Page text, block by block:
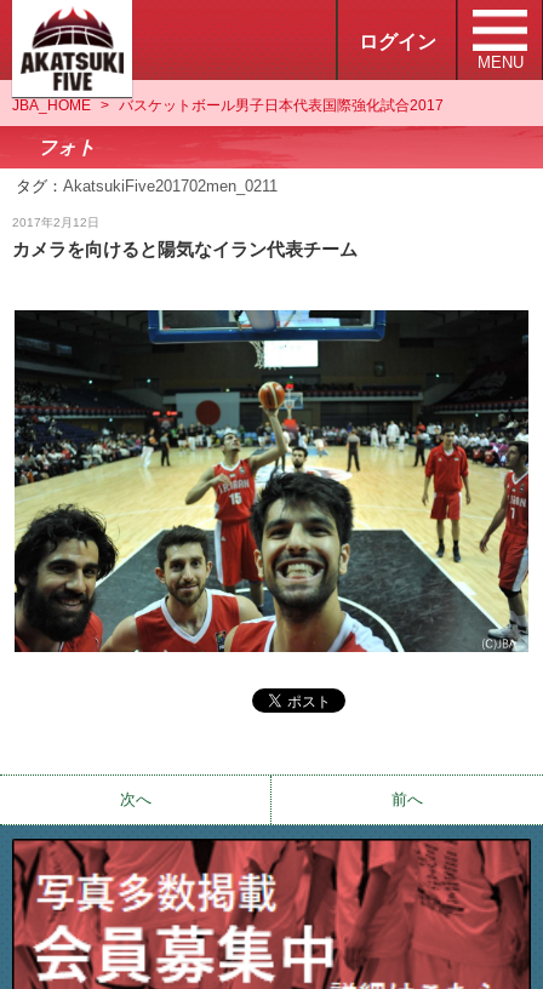
ログイン
MENU
JBA_HOME > バスケットボール男子日本代表国際強化試合2017
フォト
タグ： AkatsukiFive201702men_0211
2017年2月12日
カメラを向けると陽気なイラン代表チーム
次へ 前へ